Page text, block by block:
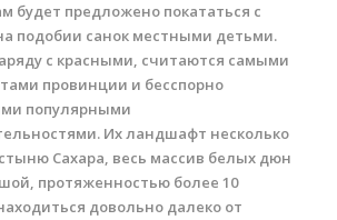
будет предложено покататься с
подобии санок местными детьми.
с красными, считаются самыми
провинции и бесспорно
популярными
Их ландшафт несколько
Сахара, весь массив белых дюн
протяженностью более 10
довольно далеко от